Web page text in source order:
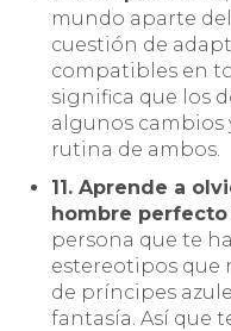
mundo aparte
cuestión de
compatibles en
significa que los
algunos cambios
rutina de ambos.
11. Aprende a
hombre perfecto
persona que te
estereotipos que
de príncipes
fantasía. Así que